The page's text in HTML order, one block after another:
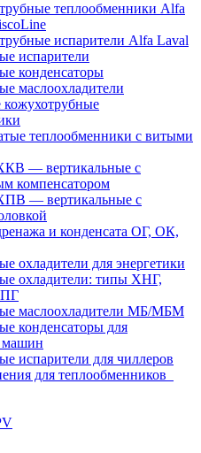
теплообменники Alfa
испарители Alfa Laval
испарители
конденсаторы
маслоохладители
теплообменники с витыми
— вертикальные с
компенсатором
— вертикальные с
и конденсата ОГ, ОК,
охладители для энергетики
охладители: типы ХНГ,
маслоохладители МБ/МБМ
конденсаторы для
машин
испарители для чиллеров
для теплообменников